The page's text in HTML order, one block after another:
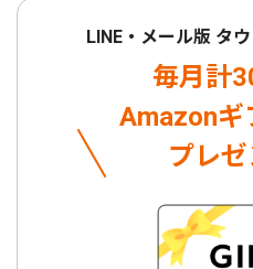
LINE・メール版 タ
毎月計
Amazonギ
プレゼ